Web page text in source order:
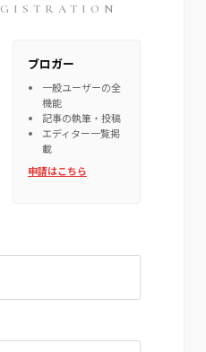
ブロガー
一般ユーザーの全
機能
記事の執筆・投稿
エディター一覧掲
載
申請はこちら